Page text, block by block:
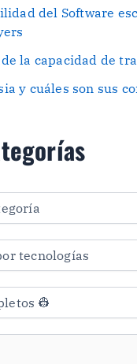
del Software
la capacidad de
y cuáles son sus